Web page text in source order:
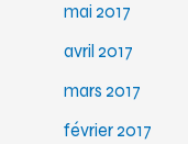
mai 2017
avril 2017
mars 2017
février 2017